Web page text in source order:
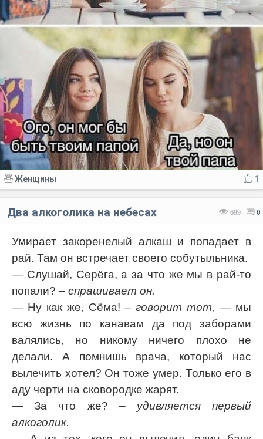
1
Женщины
699 0
Два алкоголика на небесах
Умирает закоренелый алкаш и попадает в
рай. Там он встречает своего собутыльника.
— Слушай, Серёга, а за что же мы в рай-то
попали? – спрашивает он.
— Ну как же, Сёма!– говорит тот, — мы
всю жизнь по канавам да под заборами
валялись, но никому ничего плохо не
делали. А помнишь врача, который нас
вылечить хотел? Он тоже умер. Только его в
аду черти на сковородке жарят.
— За что же? – удивляется первый
алкоголик.